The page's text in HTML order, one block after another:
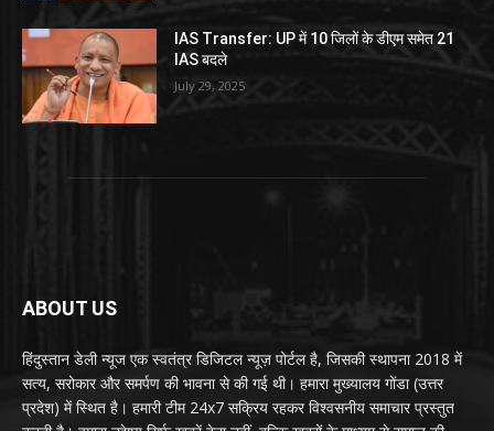
IAS Transfer: UP में 10 जिलों के डीएम समेत 21
IAS बदले
July 29, 2025
ABOUT US
हिंदुस्तान डेली न्यूज एक स्वतंत्र डिजिटल न्यूज़ पोर्टल है, जिसकी स्थापना 2018 में
सत्य, सरोकार और समर्पण की भावना से की गई थी। हमारा मुख्यालय गोंडा (उत्तर
प्रदेश) में स्थित है। हमारी टीम 24x7 सक्रिय रहकर विश्वसनीय समाचार प्रस्तुत